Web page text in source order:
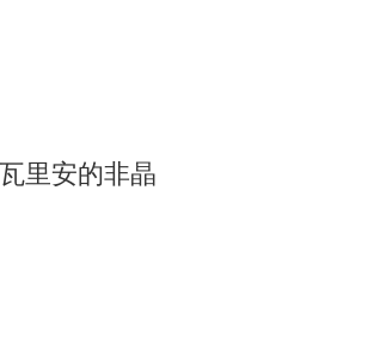
里安的非晶